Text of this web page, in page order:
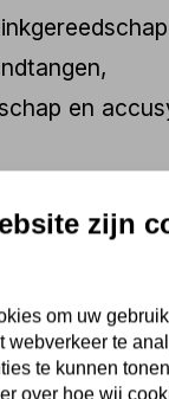
en
in
producten
te passen
GESIPA-
zijn
om uw
webverkeer te
te kunnen
over hoe wij